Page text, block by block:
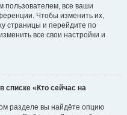
пользователем, все ваши
Чтобы изменить их,
страницы и перейдите по
все свои настройки и
списке «Кто сейчас на
разделе вы найдёте опцию